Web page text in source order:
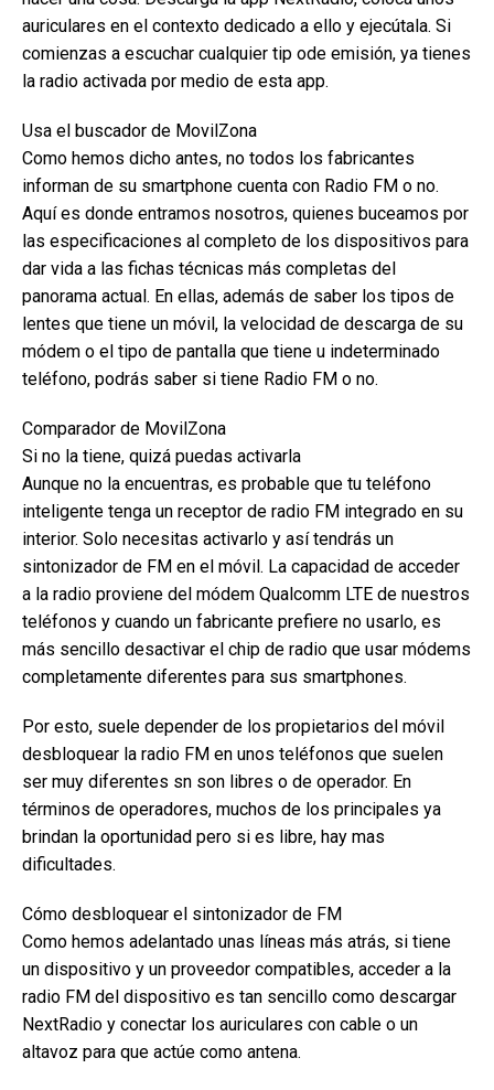
auriculares en el contexto dedicado a ello y ejecútala. Si
comienzas a escuchar cualquier tip ode emisión, ya tienes
la radio activada por medio de esta app.
Usa el buscador de MovilZona
Como hemos dicho antes, no todos los fabricantes
informan de su smartphone cuenta con Radio FM o no.
Aquí es donde entramos nosotros, quienes buceamos por
las especificaciones al completo de los dispositivos para
dar vida a las fichas técnicas más completas del
panorama actual. En ellas, además de saber los tipos de
lentes que tiene un móvil, la velocidad de descarga de su
módem o el tipo de pantalla que tiene u indeterminado
teléfono, podrás saber si tiene Radio FM o no.
Comparador de MovilZona
Si no la tiene, quizá puedas activarla
Aunque no la encuentras, es probable que tu teléfono
inteligente tenga un receptor de radio FM integrado en su
interior. Solo necesitas activarlo y así tendrás un
sintonizador de FM en el móvil. La capacidad de acceder
a la radio proviene del módem Qualcomm LTE de nuestros
teléfonos y cuando un fabricante prefiere no usarlo, es
más sencillo desactivar el chip de radio que usar módems
completamente diferentes para sus smartphones.
Por esto, suele depender de los propietarios del móvil
desbloquear la radio FM en unos teléfonos que suelen
ser muy diferentes sn son libres o de operador. En
términos de operadores, muchos de los principales ya
brindan la oportunidad pero si es libre, hay mas
dificultades.
Cómo desbloquear el sintonizador de FM
Como hemos adelantado unas líneas más atrás, si tiene
un dispositivo y un proveedor compatibles, acceder a la
radio FM del dispositivo es tan sencillo como descargar
NextRadio y conectar los auriculares con cable o un
altavoz para que actúe como antena.